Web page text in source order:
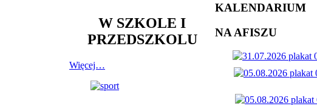
W SZKOLE I
PRZEDSZKOLU
Więcej…
KALENDARIUM
NA AFISZU